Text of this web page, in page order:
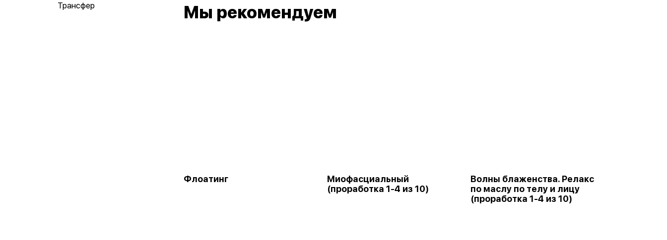
Трансфер
Мы рекомендуем
Флоатинг
Миофасциальный
(проработка 1-4 из 10)
Волны блаженства. Релакс
по маслу по телу и лицу
(проработка 1-4 из 10)